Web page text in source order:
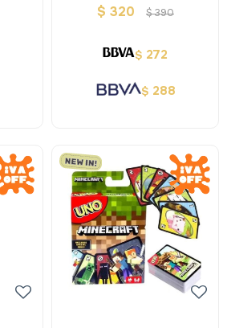
$ 320 $390
$ 272
$ 288